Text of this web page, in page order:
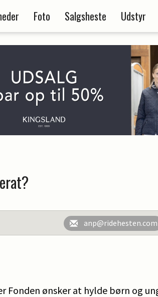
Foto Salgsheste Udstyr
anp@ridehesten.com
Fonden ønsker at hylde børn og